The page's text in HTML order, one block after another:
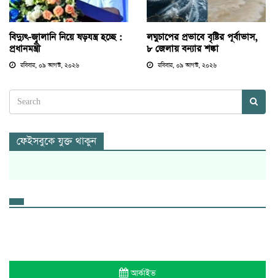
বিদ্যুৎ-জ্বালানি নিয়ে ষড়যন্ত্র হচ্ছে :
প্রধানমন্ত্রী
রবিবার, ০৯ আগস্ট, ২০২৬
লঘুচাপের প্রভাবে বৃষ্টির পূর্বাভাস,
৮ জেলায় বন্যার শঙ্কা
রবিবার, ০৯ আগস্ট, ২০২৬
ফেইসবুকে যুক্ত থাকুন
আর্কাইভ